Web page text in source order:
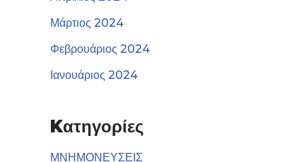
Μάρτιος 2024
Φεβρουάριος 2024
Ιανουάριος 2024
Kατηγορίες
ΜΝΗΜΟΝΕΥΣΕΙΣ